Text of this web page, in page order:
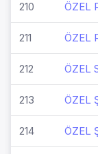
210 ÖZEL
211 ÖZEL
212 ÖZEL
213 ÖZEL
214 ÖZEL